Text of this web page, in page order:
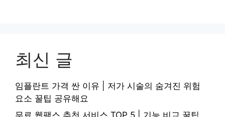
최신 글
임플란트 가격 싼 이유 | 저가 시술의 숨겨진 위험
요소 꿀팁 공유해요